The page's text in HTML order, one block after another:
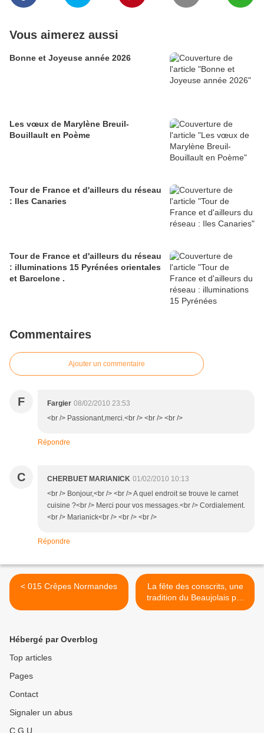
Vous aimerez aussi
Bonne et Joyeuse année 2026
Les vœux de Marylène Breuil-
Bouillault en Poème
Tour de France et d'ailleurs du réseau
: Iles Canaries
Tour de France et d'ailleurs du réseau
: illuminations 15 Pyrénées orientales
et Barcelone .
Commentaires
Ajouter un commentaire
F Fargier 08/02/2010 23:53
<br /> Passionant,merci.<br /> <br /> <br />
Répondre
C CHERBUET MARIANICK 01/02/2010 10:13
<br /> Bonjour,<br /> <br /> A quel endroit se trouve le carnet
cuisine ?<br /> Merci pour vos messages.<br /> Cordialement.
<br /> Marianick<br /> <br /> <br />
Répondre
< 015 Crêpes Normandes
La fête des conscrits, une
tradition du Beaujolais par
Jean Luc Lesueur >
Hébergé par Overblog
Top articles
Pages
Contact
Signaler un abus
C.G.U.